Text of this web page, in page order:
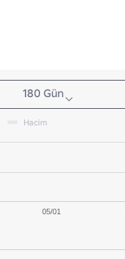
180 Gün
Hacim
05/01